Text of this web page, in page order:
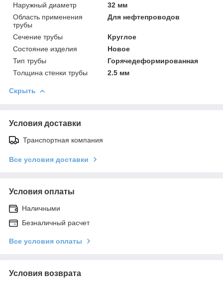
Наружный диаметр
32 мм
Область применения
трубы
Для нефтепроводов
Сечение трубы
Круглое
Состояние изделия
Новое
Тип трубы
Горячедеформированная
Толщина стенки трубы
2.5 мм
Скрыть
Условия доставки
Транспортная компания
Все условия доставки
Условия оплаты
Наличными
Безналичный расчет
Все условия оплаты
Условия возврата